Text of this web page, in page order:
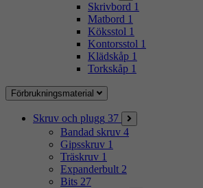
Skrivbord 1
Matbord 1
Köksstol 1
Kontorsstol 1
Klädskåp 1
Torkskåp 1
Förbrukningsmaterial
Skruv och plugg 37
Bandad skruv 4
Gipsskruv 1
Träskruv 1
Expanderbult 2
Bits 27